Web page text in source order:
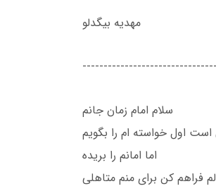
مهدیه‌ بیگدلو
سلام امام زمان جانم
اول خواسته ام را بگویم
اما امانم را بریده
عالم فراهم کن برای منم متاهلی